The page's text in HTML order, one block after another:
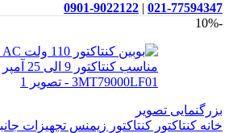
021-77594347
|
0901-9022122
-10%
بزرگنمایی تصویر
خانه کنتاکتور کنتاکتور زیمنس تجهیزات